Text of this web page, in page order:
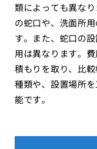
類によっても異な
の蛇口や、洗面所
す。また、蛇口の
用は異なります。
積もりを取り、比
種類や、設置場所
能です。